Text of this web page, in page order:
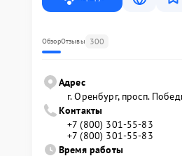
ОбзорОтзывы 300
Адрес
г. Оренбург, просп.
Контакты
+7 (800) 301-55-83
+7 (800) 301-55-83
Время работы